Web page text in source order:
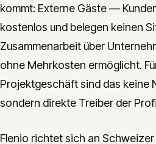
kommt: Externe Gäste —
kostenlos und belegen keinen
Zusammenarbeit über
ohne Mehrkosten ermöglicht.
Projektgeschäft sind das keine
sondern direkte Treiber der
Flenio richtet sich an Schweizer